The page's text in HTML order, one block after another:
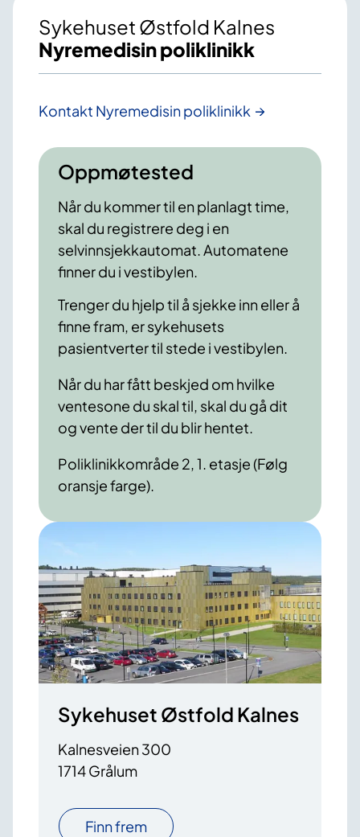
Sykehuset Østfold Kalnes
Nyremedisin poliklinikk
Kontakt Nyremedisin poliklinikk
Oppmøtested
Når du kommer til en planlagt time,
skal du registrere deg i en
selvinnsjekkautomat. Automatene
finner du i vestibylen.
Trenger du hjelp til å sjekke inn eller å
finne fram, er sykehusets
pasientverter til stede i vestibylen.
Når du har fått beskjed om hvilke
ventesone du skal til, skal du gå dit
og vente der til du blir hentet.
Poliklinikkområde 2, 1. etasje (Følg
oransje farge).
Sykehuset Østfold Kalnes
Kalnesveien 300
1714 Grålum
Finn frem